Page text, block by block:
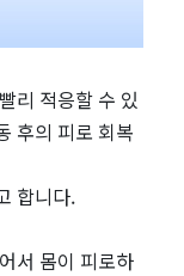
리 적응할 수 있
후의 피로 회복
합니다.
서 몸이 피로하